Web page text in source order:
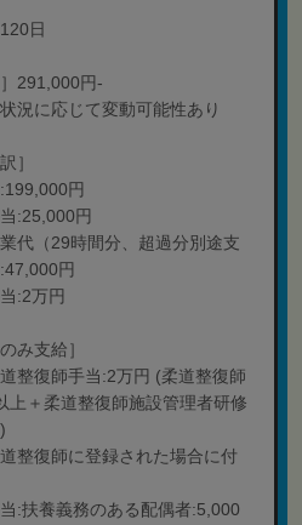
日
］291,000円-
況に応じて変動可能性あり
］
円
:25,000円
業代（29時間分、超過分別途支
円
:2万円
み支給］
道整復師手当:2万円 (柔道整復師
上＋柔道整復師施設管理者研修
整復師に登録された場合に付
当:扶養義務のある配偶者:5,000